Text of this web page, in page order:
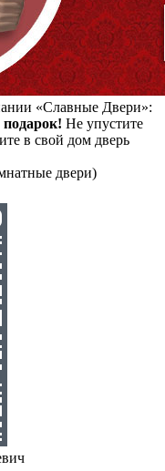
«Славные Двери»:
подарок! Не упустите
в свой дом дверь
двери)